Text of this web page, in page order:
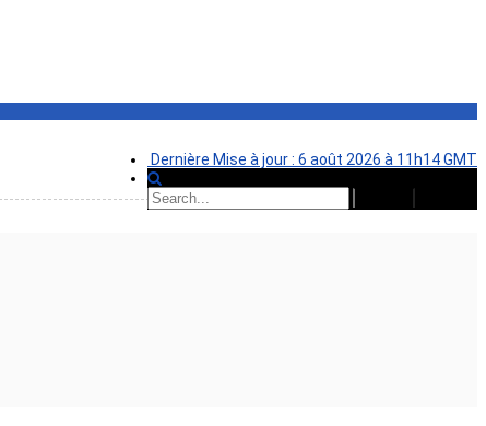
Dernière Mise à jour : 6 août 2026 à 11h14 GMT